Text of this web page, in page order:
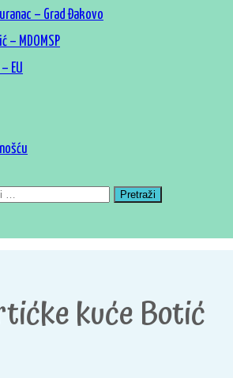
– Grad Đakovo
– MDOMSP
EU
kuće Botić